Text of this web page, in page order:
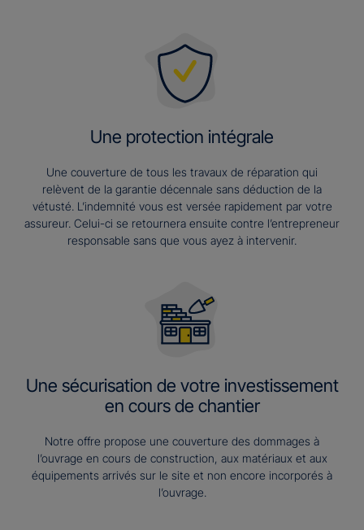
Une protection intégrale
Une couverture de tous les travaux de réparation qui
relèvent de la garantie décennale sans déduction de la
vétusté. L’indemnité vous est versée rapidement par votre
assureur. Celui-ci se retournera ensuite contre l’entrepreneur
responsable sans que vous ayez à intervenir.
Une sécurisation de votre investissement
en cours de chantier
Notre offre propose une couverture des dommages à
l’ouvrage en cours de construction, aux matériaux et aux
équipements arrivés sur le site et non encore incorporés à
l’ouvrage.